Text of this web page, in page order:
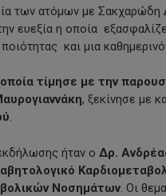
των ατόμων με
ευεξία η οποία
και μια
τίμησε με την
, ξεκίνησε με
.
ήταν ο Δρ.
Νοσημάτων . Οι